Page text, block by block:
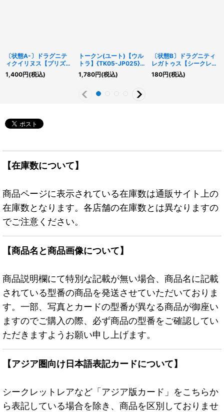
〔状態A-〕ドラグニテ
ィクイリヌス【プリズマ
ティックシークレット】
{TW03-JP018}《モン
1,400円(税込)
トークン(ユート)【ウル
トラ】{TK05-JP025}
《トークン》
1,780円(税込)
〔状態B〕ドラグニティ
レガトゥス【シークレッ
トパラレル】{TW03-
JP027}《モンスター》
180円(税込)
【在庫数について】
商品ページに表示されている在庫数は通販サイト上の
在庫数となります。各店舗の在庫数とは異なりますの
でご注意ください。
【商品名と商品画像について】
商品説明欄にて特別な記載が無い場合、商品名に記載
されている型番の商品を発送させていただいておりま
す。一部、写真とカードの型番が異なる商品が御座い
ますのでご購入の際、必ず商品の型番をご確認してい
ただきますようお願い申し上げます。
【アジア圏向け日本語表記カードについて】
シークレットレアなど「アジア版カード」をこちらか
ら表記している場合を除き、商品を区別しておりませ